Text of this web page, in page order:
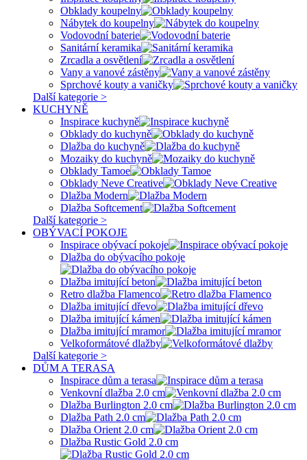
Obklady koupelny
Nábytek do koupelny
Vodovodní baterie
Sanitární keramika
Zrcadla a osvětlení
Vany a vanové zástěny
Sprchové kouty a vaničky
Další kategorie >
KUCHYNĚ
Inspirace kuchyně
Obklady do kuchyně
Dlažba do kuchyně
Mozaiky do kuchyně
Obklady Tamoe
Obklady Neve Creative
Dlažba Modern
Dlažba Softcement
Další kategorie >
OBÝVACÍ POKOJE
Inspirace obývací pokoje
Dlažba do obývacího pokoje
Dlažba imitující beton
Retro dlažba Flamenco
Dlažba imitující dřevo
Dlažba imitující kámen
Dlažba imitující mramor
Velkoformátové dlažby
Další kategorie >
DŮM A TERASA
Inspirace dům a terasa
Venkovní dlažba 2.0 cm
Dlažba Burlington 2.0 cm
Dlažba Path 2.0 cm
Dlažba Orient 2.0 cm
Dlažba Rustic Gold 2.0 cm